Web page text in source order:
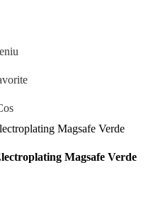
Magsafe Verde